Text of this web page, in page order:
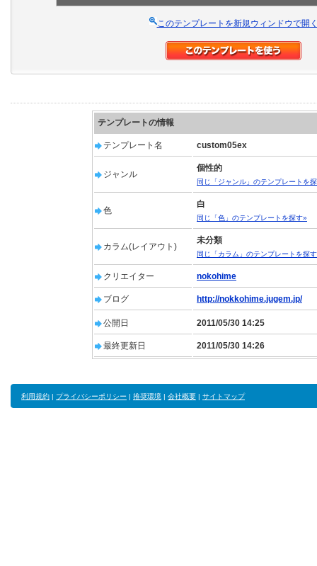
このテンプレートを新規ウィンドウで開
テンプレートの情報
テンプレート名 custom05ex
ジャンル
個性的
同じ「ジャンル」のテンプレートを
色
白
同じ「色」のテンプレートを探す»
カラム(レイアウト)
未分類
同じ「カラム」のテンプレートを探
クリエイター nokohime
ブログ http://nokkohime.jugem.jp/
公開日 2011/05/30 14:25
最終更新日 2011/05/30 14:26
利用規約 | プライバシーポリシー | 推奨環境 | 会社概要 | サイトマップ